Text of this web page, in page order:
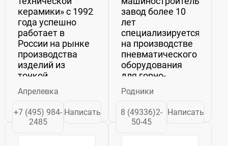
керамики» с 1992
года успешно
работает в
России на рынке
производства
изделий из
тонкой
технической
керамики,
твердых сплавов
и их
создано на базе
Апрелевка
+7 (495) 984-
2485
Написать
завод более 10
лет
специализируется
на производстве
пневматического
оборудования
для горно-
шахтной
линейка
компании:
пневмоподдержки,
Родники
8 (49336)2-
50-45
Написать